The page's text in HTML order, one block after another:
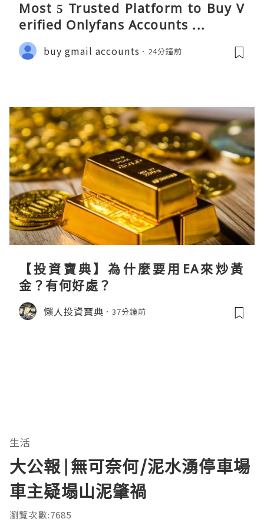
Most 5 Trusted Platform to Buy V
erified Onlyfans Accounts ...
buy gmail accounts 24分鐘前
【投資寶典】為什麼要用EA來炒黃
金？有何好處？
懶人投資寶典 37分鐘前
生活
大公報|無可奈何/泥水湧停車場
車主疑塌山泥肇禍
瀏覽次數:7685